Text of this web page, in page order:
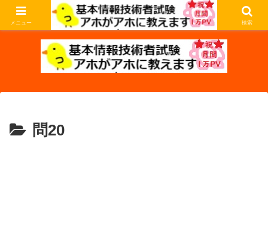
基本情報技術者試験の過去問を解説します。アホな私がアホなあなたに教えま
す。
問20
メニュー 検索